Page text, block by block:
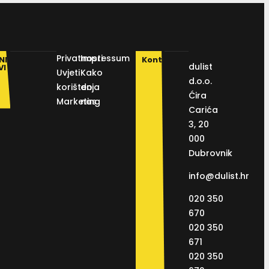
Privatnosti
Uvjeti
korištenja
Marketing
Impressum
Kako
do
nas
Kontakt
dulist
d.o.o.
Ćira
Carića
3, 20
000
Dubrovnik
info@dulist.hr
020 350
670
020 350
671
020 350